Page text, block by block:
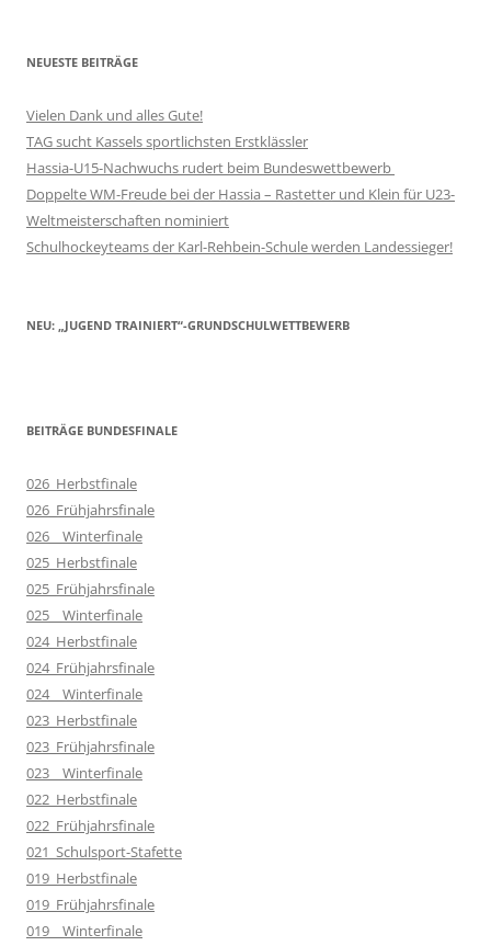
NEUESTE BEITRÄGE
Vielen Dank und alles Gute!
TAG sucht Kassels sportlichsten Erstklässler
Hassia-U15-Nachwuchs rudert beim Bundeswettbewerb
Doppelte WM-Freude bei der Hassia – Rastetter und Klein für U23-
Weltmeisterschaften nominiert
Schulhockeyteams der Karl-Rehbein-Schule werden Landessieger!
NEU: „JUGEND TRAINIERT“-GRUNDSCHULWETTBEWERB
BEITRÄGE BUNDESFINALE
026_Herbstfinale
026_Frühjahrsfinale
026__Winterfinale
025_Herbstfinale
025_Frühjahrsfinale
025__Winterfinale
024_Herbstfinale
024_Frühjahrsfinale
024__Winterfinale
023_Herbstfinale
023_Frühjahrsfinale
023__Winterfinale
022_Herbstfinale
022_Frühjahrsfinale
021_Schulsport-Stafette
019_Herbstfinale
019_Frühjahrsfinale
019__Winterfinale